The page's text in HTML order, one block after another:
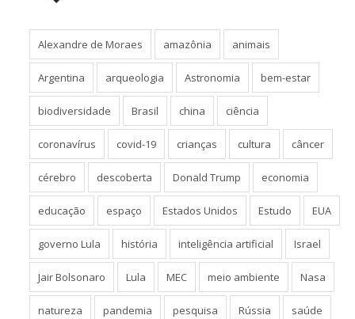
Alexandre de Moraes amazônia animais
Argentina arqueologia Astronomia bem-estar
biodiversidade Brasil china ciência
coronavírus covid-19 crianças cultura câncer
cérebro descoberta Donald Trump economia
educação espaço Estados Unidos Estudo EUA
governo Lula história inteligência artificial Israel
Jair Bolsonaro Lula MEC meio ambiente Nasa
natureza pandemia pesquisa Rússia saúde